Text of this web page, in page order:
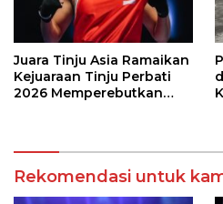
Juara Tinju Asia Ramaikan
Kejuaraan Tinju Perbati
2026 Memperebutkan
Rekomendasi untuk